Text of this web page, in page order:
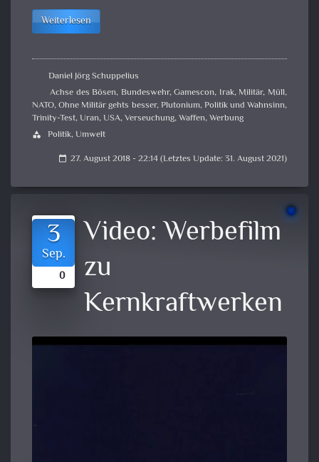
Weiterlesen
Daniel Jörg Schuppelius
Achse des Bösen, Bundeswehr,Gamescon, Irak, Militär, Müll,
NATO,Ohne Militär gehts besser,Plutonium,Politik und Wahnsinn,
Trinity-Test,Uran,USA,Verseuchung,Waffen,Werbung
category Politik,Umwelt
calendar_today 27. August 2018 - 22:14 (Letztes Update: 31. August 2021)
3
Sep.
0
Video:Werbefilm
zu
Kernkraftwerken